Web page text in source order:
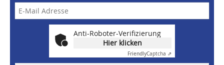
Anti-Roboter-Verifizierung
Hier klicken
FriendlyCaptcha ⇗